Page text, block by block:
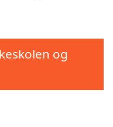
og